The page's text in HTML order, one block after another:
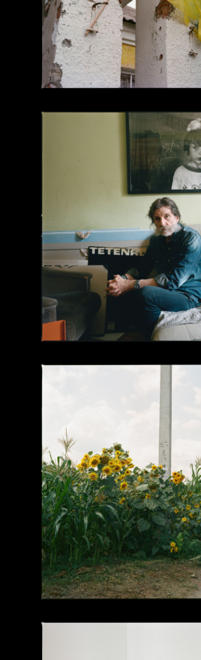
січень 2026
KAPITEL #1, Studio Tabac,
SALONG #1 , Studio Tabac,
Essential Goods, Pavillion of
TBWWWTB (To Be Who We
Австралія — 2024
Recharge & Revolt
, Melkweg,
, галерея
Palm Prize 2022, 1014
, виставка у
KYIVPHOTOWEEK–2020 ,
сучасного мистецтва
,
,
, Київ — 2020